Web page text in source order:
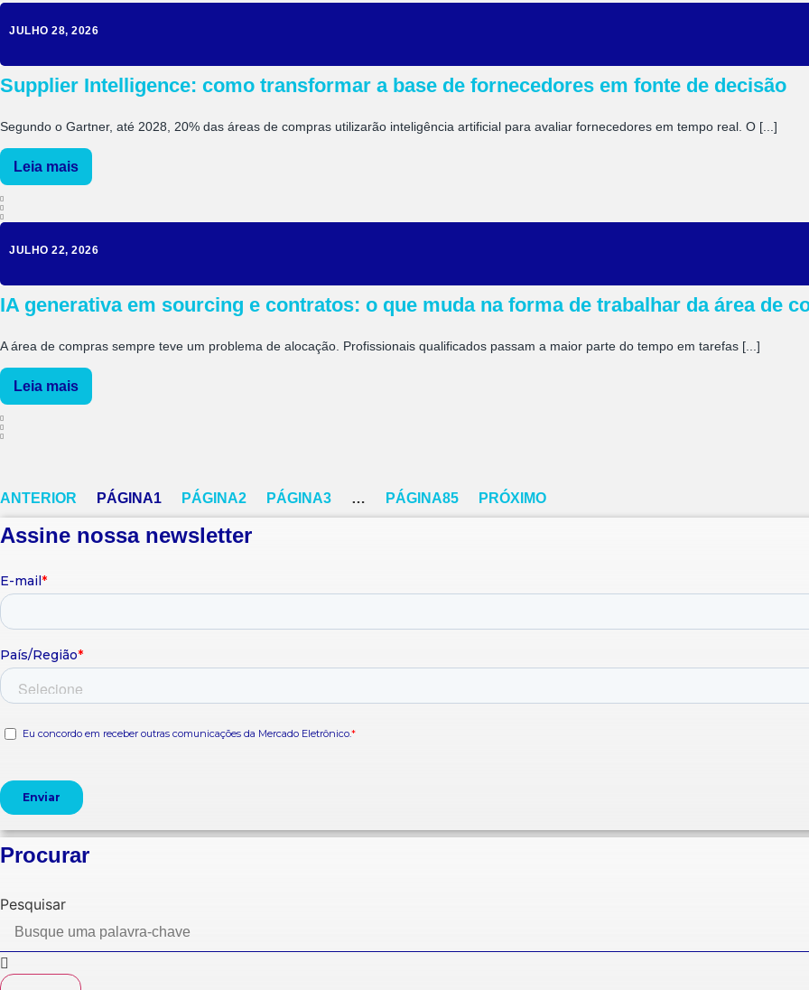
JULHO 28, 2026
Supplier Intelligence: como transformar a base de fornecedores em fonte de decisão
Segundo o Gartner, até 2028, 20% das áreas de compras utilizarão inteligência artificial para avaliar fornecedores em tempo real. O [...]
Leia mais
JULHO 22, 2026
IA generativa em sourcing e contratos: o que muda na forma de trabalhar da área de
A área de compras sempre teve um problema de alocação. Profissionais qualificados passam a maior parte do tempo em tarefas [...]
Leia mais
ANTERIOR PÁGINA1 PÁGINA2 PÁGINA3 … PÁGINA85 PRÓXIMO
Assine nossa newsletter
Procurar
Pesquisar